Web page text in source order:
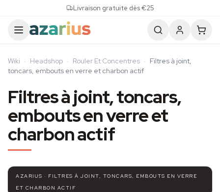
Livraison gratuite dès €25
Wiki · Headshop · Rouler Et Concentres · Filtres à joint,
toncars, embouts en verre et charbon actif
Filtres à joint, toncars,
embouts en verre et
charbon actif
AZARIUS · FILTRES À JOINT, TONCARS, EMBOUTS EN VERRE
ET CHARBON ACTIF